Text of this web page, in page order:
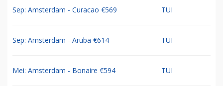
Sep: Amsterdam - Curacao €569 TUI
Sep: Amsterdam - Aruba €614 TUI
Mei: Amsterdam - Bonaire €594 TUI